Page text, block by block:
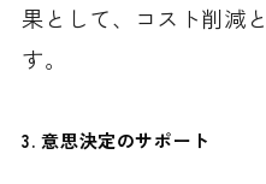
果として、コスト削減
す。
3.意思決定のサポート